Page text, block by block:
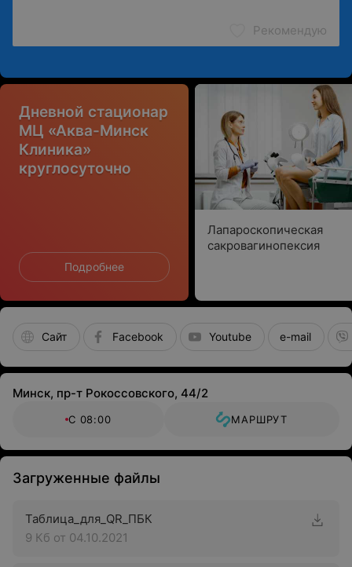
Рекомендую
Дневной стационар
МЦ «Аква-Минск
Клиника»
круглосуточно
Подробнее
Лапароскопическая
сакровагинопексия
Сайт Facebook Youtube e-mail
Минск, пр-т Рокоссовского, 44/2
С 08:00 МАРШРУТ
Загруженные файлы
Таблица_для_QR_ПБК
9 Кб от 04.10.2021